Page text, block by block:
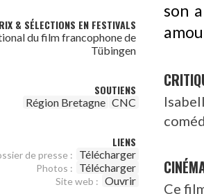
& SÉLECTIONS EN FESTIVALS
du film francophone de
Tübingen
SOUTIENS
Région Bretagne CNC
LIENS
de presse : Télécharger
Photos : Télécharger
Site web : Ouvrir
son
Ce